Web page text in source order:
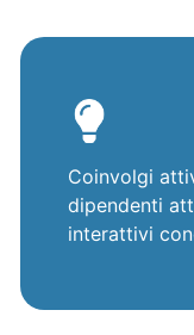
Coinvolgi
dipendenti
interattivi